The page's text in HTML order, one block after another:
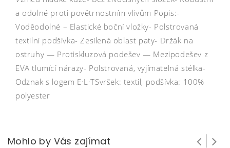
a odolné proti povětrnostním vlivům Popis:-
Voděodolné – Elastické boční vložky- Polstrovaná
textilní podšívka- Zesílená oblast paty- Držák na
ostruhy — Protiskluzová podešev — Mezipodešev z
EVA tlumící nárazy- Polstrovaná, vyjímatelná stélka-
Odznak s logem E·L·TSvršek: textil, podšívka: 100%
polyester
Mohlo by Vás zajímat